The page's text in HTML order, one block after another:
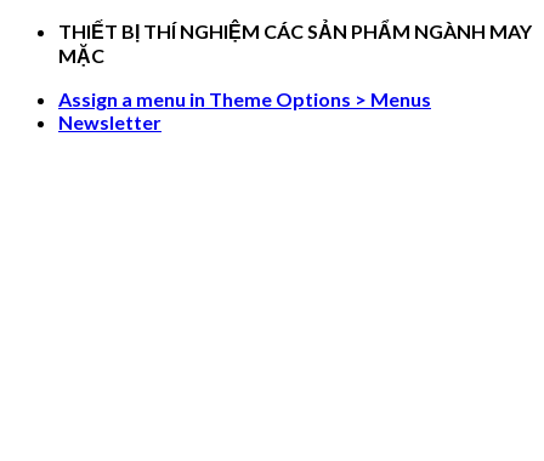
Skip
THIẾT BỊ THÍ NGHIỆM CÁC SẢN PHẨM NGÀNH MAY
MẶC
Assign a menu in Theme Options > Menus
Newsletter